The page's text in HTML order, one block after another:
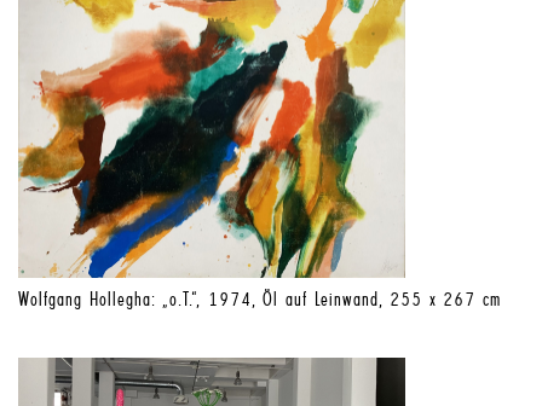
Wolfgang Hollegha: „o.T.“, 1974, Öl auf Leinwand, 255 x 267 cm